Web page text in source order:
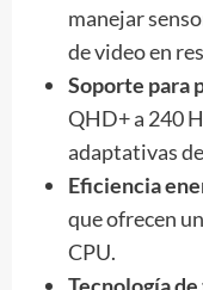
manejar
de video en
Soporte para
QHD+ a 240
adaptativas
Eficiencia
que ofrecen
CPU.